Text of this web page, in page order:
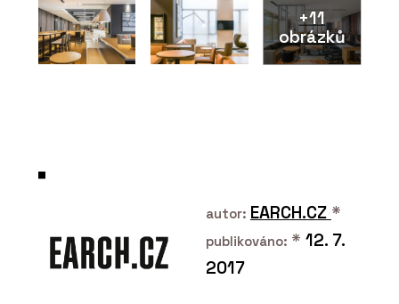
+11
obrázků
autor: EARCH.CZ *
publikováno: * 12. 7.
2017